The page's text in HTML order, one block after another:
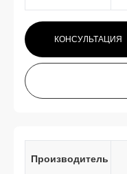
КОНСУЛЬТАЦИЯ
Производитель